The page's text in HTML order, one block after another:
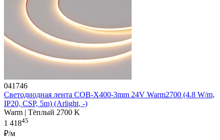
041746
Светодиодная лента COB-X400-3mm 24V Warm2700 (4.8 W/m,
IP20, CSP, 5m) (Arlight, -)
Warm | Тёплый 2700 K
1 41845
₽/м